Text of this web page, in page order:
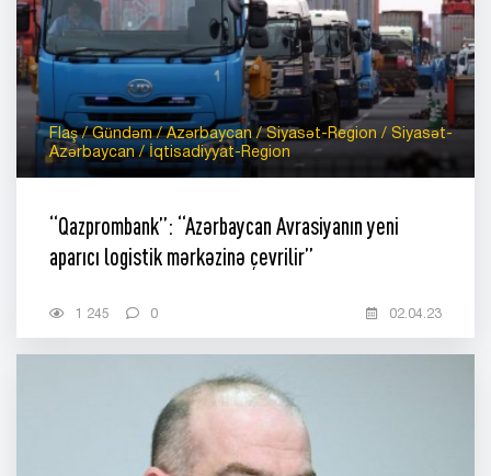
Flaş / Gündəm / Azərbaycan / Siyasət-Region / Siyasət-
Azərbaycan / İqtisadiyyat-Region
“Qazprombank”: “Azərbaycan Avrasiyanın yeni
aparıcı logistik mərkəzinə çevrilir”
1 245 0 02.04.23